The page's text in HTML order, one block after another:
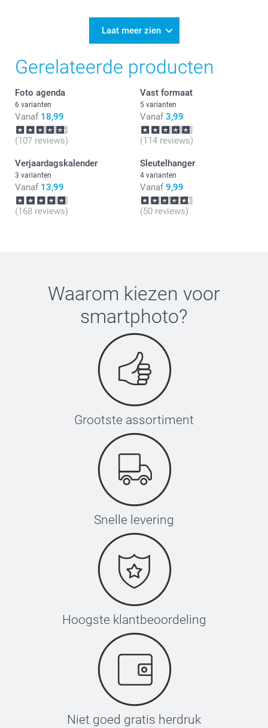
Laat meer zien
Gerelateerde producten
Foto agenda
6 varianten
Vanaf 18,99
(107 reviews)
Vast formaat
5 varianten
Vanaf 3,99
(114 reviews)
Verjaardagskalender
3 varianten
Vanaf 13,99
(168 reviews)
Sleutelhanger
4 varianten
Vanaf 9,99
(50 reviews)
Waarom kiezen voor
smartphoto?
Grootste assortiment
Snelle levering
Hoogste klantbeoordeling
Niet goed gratis herdruk